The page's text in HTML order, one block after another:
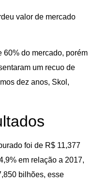
valor de mercado
60% do mercado, porém
um recuo de
dez anos, Skol,
foi de R$ 11,377
em relação a 2017,
bilhões, esse